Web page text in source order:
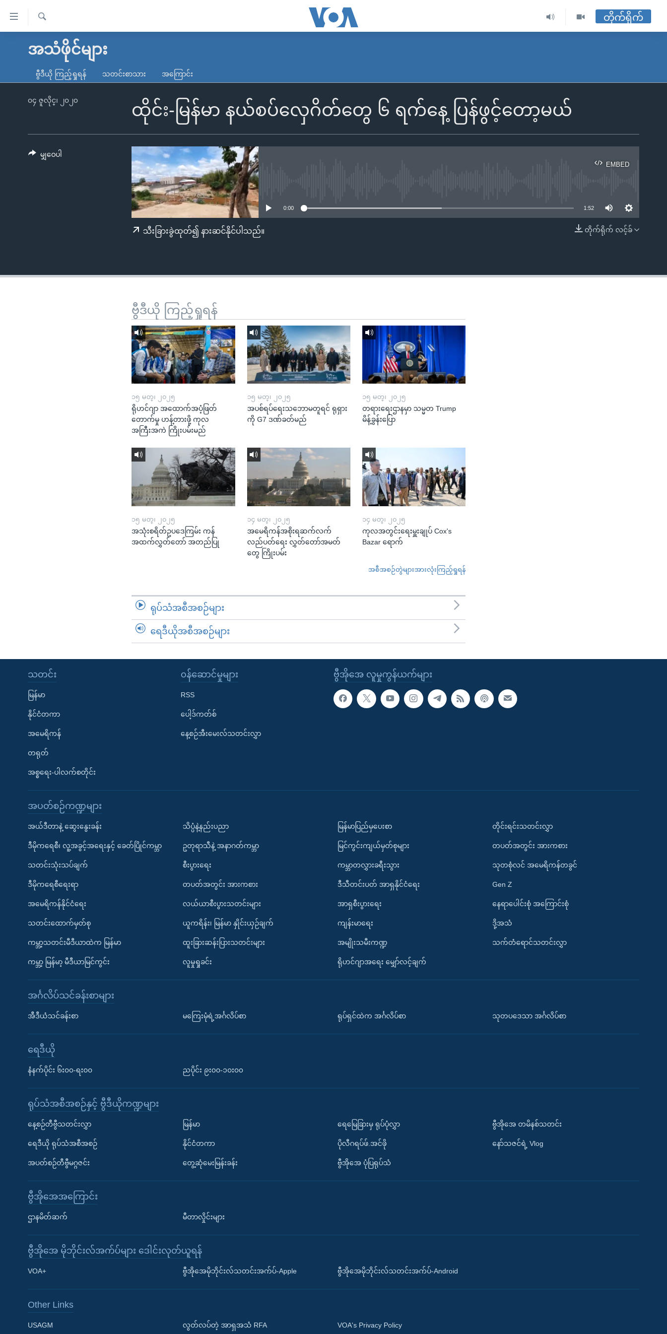
လွယ်ကူ
သည့်
ကျော်
မူလစာမျက်နှာ
ကမ္ဘာ့သတင်းများ
နိုင်ငံတကာ
တရုတ်
အစ္စရေး-ပါလက်စတိုင်း
ရပ်ဝန်းတခု လမ်းတခု အလွန်
အင်္ဂလိပ်စာလေ့လာမယ်
Learning English
ရ
တိုက်ရိုက်
အသံဖိုင်များ
ဗွီဒီယို ကြည့်ရှုရန် သတင်းစာသား အကြောင်း
ထိုင်း-မြန်မာ နယ်စပ်လှေဂိတ်တွေ ၆ ရက်နေ့ ပြန်ဖွင့်တော့မယ်
၀၄ ဇူလိုင္၊ ၂၀၂၀
EMBED
EMBED
0:00 1:52
တိုက်ရိုက် လင့်ခ်
သီးခြားခွဲထုတ်၍ နားဆင်နိုင်ပါသည်။
မျှဝေပါ
ဗွီဒီယို ကြည့်ရှုရန်
၁၅ မတ္၊ ၂၀၂၅
ရိုဟင်ဂျာ အထောက်အပံ့ဖြတ်
တောက်မှု ဟန့်တားဖို့ ကုလ
အကြီးအကဲ ကြိုးပမ်းမည်
၁၅ မတ္၊ ၂၀၂၅
အပစ်ရပ်ရေးသဘောမတူရင် ရုရှား
ကို G7 ဒဏ်ခတ်မည်
၁၅ မတ္၊ ၂၀၂၅
တရားရေးဌာနမှာ သမ္မတ Trump
မိန့်ခွန်းပြော
၁၅ မတ္၊ ၂၀၂၅
အသုံးစရိတ်ဥပဒေကြမ်း ကန်
အထက်လွှတ်တော် အတည်ပြု
၁၄ မတ္၊ ၂၀၂၅
အမေရိကန်အစိုးရဆက်လက်
လည်ပတ်ရေး လွှတ်တော်အမတ်
တွေ ကြိုးပမ်း
၁၄ မတ္၊ ၂၀၂၅
ကုလအတွင်းရေးမှူးချုပ် Cox's
Bazar ရောက်
အစီအစဉ်တွဲများအားလုံးကြည့်ရှုရန်
ရုပ်သံအစီအစဉ်များ
ရေဒီယိုအစီအစဉ်များ
ဗွီအိုအေ လူမှုကွန်ယက်များ
သတင်း
မြန်မာ
နိုင်ငံတကာ
အမေရိကန်
တရုတ်
အစ္စရေး-ပါလက်စတိုင်း
၀န်ဆောင်မှုများ
RSS
ပေါ့ဒ်ကတ်စ်
နေ့စဉ်အီးမေးလ်သတင်းလွှာ
အပတ်စဉ်ကဏ္ဍများ
အယ်ဒီတာနဲ့ ဆွေးနွေးခန်း
ဒီမိုကရေစီ၊ လူ့အခွင့်အရေးနှင့် ခေတ်ပြိုင်ကမ္ဘာ
သတင်းသုံးသပ်ချက်
ဒီမိုကရေစီရေးရာ
အမေရိကန်နိုင်ငံရေး
သတင်းထောက်မှတ်စု
ကမ္ဘာ့သတင်းမီဒီယာထဲက မြန်မာ
ကမ္ဘာ့ မြန်မာ့ မီဒီယာမြင်ကွင်း
သိပ္ပံနဲ့နည်းပညာ
ဥတုရာသီနဲ့ အနာဂတ်ကမ္ဘာ
စီးပွားရေး
တပတ်အတွင်း အားကစား
လယ်ယာစီးပွားသတင်းများ
ယူကရိန်း၊ မြန်မာ နှိုင်းယှဉ်ချက်
ထူးခြားဆန်းပြားသတင်းများ
လူမှုရှုခင်း
မြန်မာပြည်မှပေးစာ
မြင်ကွင်းကျယ်မှတ်စုများ
ကမ္ဘာတလွှားခရီးသွား
ဒီသီတင်းပတ် အာရှနိုင်ငံရေး
အာရှစီးပွားရေး
ကျန်းမာရေး
အမျိုးသမီးကဏ္ဍ
ရိုဟင်ဂျာအရေး မျှော်လင့်ချက်
တိုင်းရင်းသတင်းလွှာ
တပတ်အတွင်း အားကစား
သုတစုံလင် အမေရိကန်တခွင်
Gen Z
နေရာပေါင်းစုံ အကြောင်းစုံ
ဒို့အသံ
သက်တံရောင်သတင်းလွှာ
အင်္ဂလိပ်သင်ခန်းစာများ
အီဒီယံသင်ခန်းစာ မကြေးမုံရဲ့အင်္ဂလိပ်စာ ရုပ်ရှင်ထဲက အင်္ဂလိပ်စာ သုတပဒေသာ အင်္ဂလိပ်စာ
ရေဒီယို
နံနက်ပိုင်း ၆း၀၀-ရး၀၀ ညပိုင်း ၉း၀၀-၁၀း၀၀
ရုပ်သံအစီအစဉ်နှင့် ဗွီဒီယိုကဏ္ဍများ
နေ့စဉ်တီဗွီသတင်းလွှာ
ရေဒီယို ရုပ်သံအစီအစဉ်
အပတ်စဉ်တီဗွီမဂ္ဂဇင်း
မြန်မာ
နိုင်ငံတကာ
တွေ့ဆုံမေးမြန်းခန်း
ရေမြေခြားမှ ရုပ်ပုံလွှာ
ပိုလီဂရပ်ဖ်.အင်ဖို
ဗွီအိုအေ ပုံပြရုပ်သံ
ဗွီအိုအေ တမိနစ်သတင်း
နော်သဇင်ရဲ့ Vlog
ဗွီအိုအေအကြောင်း
ဌာနမိတ်ဆက် မီတာလှိုင်းများ
ဗွီအိုအေ မိုဘိုင်းလ်အက်ပ်များ ဒေါင်းလုတ်ယူရန်
VOA+ ဗွီအိုအေမိုဘိုင်းလ်သတင်းအက်ပ်-Apple ဗွီအိုအေမိုဘိုင်းလ်သတင်းအက်ပ်-Android
Other Links
USAGM လွတ်လပ်တဲ့ အာရှအသံ RFA VOA's Privacy Policy